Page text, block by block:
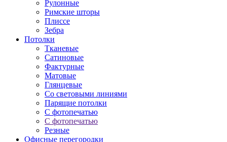
Рулонные
Римские шторы
Плиссе
Зебра
Потолки
Тканевые
Сатиновые
Фактурные
Матовые
Глянцевые
Со световыми линиями
Парящие потолки
С фотопечатью
С фотопечатью
Резные
Офисные перегородки